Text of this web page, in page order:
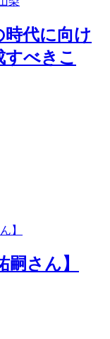
代に向け
すべきこ
さん】